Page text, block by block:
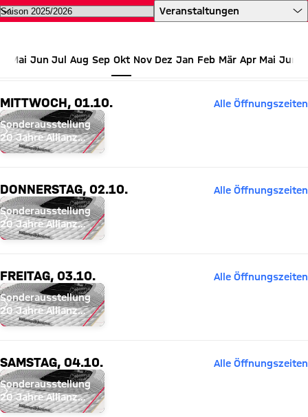
Kalender | Alle Allianz Arena
Veranstaltungen
Mai Jun Jul Aug Sep Okt Nov Dez Jan Feb Mär Apr Mai Jun
OKTOBER 2025
MITTWOCH, 01.10.
Alle Öffnungszeiten
Sonderausstellung
20 Jahre Allianz
Arena
DONNERSTAG, 02.10.
Alle Öffnungszeiten
Sonderausstellung
20 Jahre Allianz
Arena
FREITAG, 03.10.
Alle Öffnungszeiten
Sonderausstellung
20 Jahre Allianz
Arena
SAMSTAG, 04.10.
Alle Öffnungszeiten
Sonderausstellung
20 Jahre Allianz
Arena